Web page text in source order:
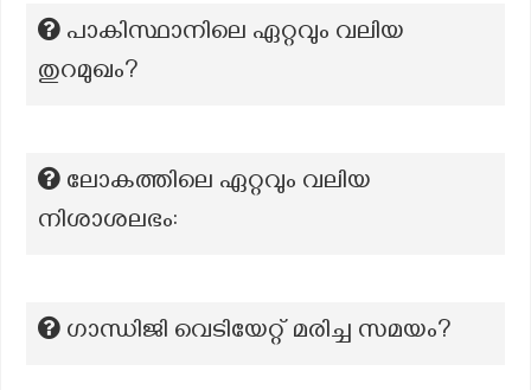
പാകിസ്ഥാനിലെ ഏറ്റവും വലിയ
തുറമുഖം?
ലോകത്തിലെ ഏറ്റവും വലിയ
നിശാശലഭം:
ഗാന്ധിജി വെടിയേറ്റ് മരിച്ച സമയം?